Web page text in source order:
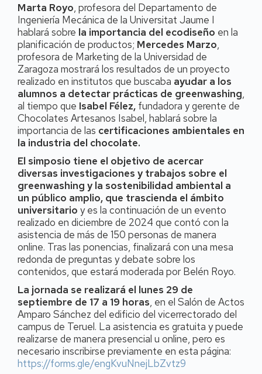
Marta Royo, profesora del Departamento de
Ingeniería Mecánica de la Universitat Jaume I
hablará sobre la importancia del ecodiseño en la
planificación de productos; Mercedes Marzo,
profesora de Marketing de la Universidad de
Zaragoza mostrará los resultados de un proyecto
realizado en institutos que buscaba ayudar a los
alumnos a detectar prácticas de greenwashing,
al tiempo que Isabel Félez, fundadora y gerente de
Chocolates Artesanos Isabel, hablará sobre la
importancia de las certificaciones ambientales en
la industria del chocolate.
El simposio tiene el objetivo de acercar
diversas investigaciones y trabajos sobre el
greenwashing y la sostenibilidad ambiental a
un público amplio, que trascienda el ámbito
universitario y es la continuación de un evento
realizado en diciembre de 2024 que contó con la
asistencia de más de 150 personas de manera
online. Tras las ponencias, finalizará con una mesa
redonda de preguntas y debate sobre los
contenidos, que estará moderada por Belén Royo.
La jornada se realizará el lunes 29 de
septiembre de 17 a 19 horas, en el Salón de Actos
Amparo Sánchez del edificio del vicerrectorado del
campus de Teruel. La asistencia es gratuita y puede
realizarse de manera presencial u online, pero es
necesario inscribirse previamente en esta página:
https://forms.gle/engKvuNnejLbZvtz9